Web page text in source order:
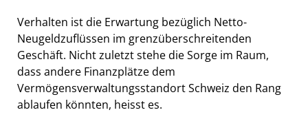
Verhalten ist die Erwartung bezüglich Netto-
Neugeldzuflüssen im grenzüberschreitenden
Geschäft. Nicht zuletzt stehe die Sorge im Raum,
dass andere Finanzplätze dem
Vermögensverwaltungsstandort Schweiz den Rang
ablaufen könnten, heisst es.